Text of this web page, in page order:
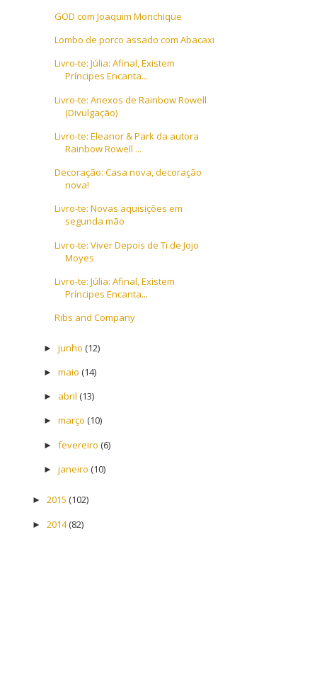
GOD com Joaquim Monchique
Lombo de porco assado com Abacaxi
Livro-te: Júlia: Afinal, Existem
Príncipes Encanta...
Livro-te: Anexos de Rainbow Rowell
(Divulgação)
Livro-te: Eleanor & Park da autora
Rainbow Rowell ...
Decoração: Casa nova, decoração
nova!
Livro-te: Novas aquisições em
segunda mão
Livro-te: Viver Depois de Ti de Jojo
Moyes
Livro-te: Júlia: Afinal, Existem
Príncipes Encanta...
Ribs and Company
► junho (12)
► maio (14)
► abril (13)
► março (10)
► fevereiro (6)
► janeiro (10)
► 2015 (102)
► 2014(82)